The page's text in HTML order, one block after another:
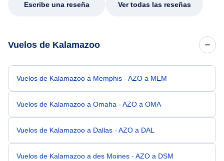
Escribe una reseña Ver todas las reseñas
Vuelos de Kalamazoo
Vuelos de Kalamazoo a Memphis - AZO a MEM
Vuelos de Kalamazoo a Omaha - AZO a OMA
Vuelos de Kalamazoo a Dallas - AZO a DAL
Vuelos de Kalamazoo a des Moines - AZO a DSM